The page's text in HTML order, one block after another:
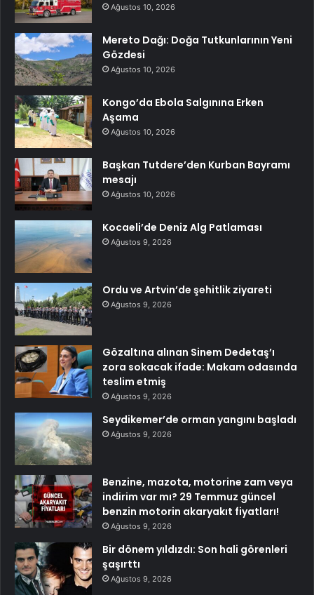
Ağustos 10, 2026
Mereto Dağı: Doğa Tutkunlarının Yeni
Gözdesi
Ağustos 10, 2026
Kongo’da Ebola Salgınına Erken
Aşama
Ağustos 10, 2026
Başkan Tutdere’den Kurban Bayramı
mesajı
Ağustos 10, 2026
Kocaeli’de Deniz Alg Patlaması
Ağustos 9, 2026
Ordu ve Artvin’de şehitlik ziyareti
Ağustos 9, 2026
Gözaltına alınan Sinem Dedetaş’ı
zora sokacak ifade: Makam odasında
teslim etmiş
Ağustos 9, 2026
Seydikemer’de orman yangını başladı
Ağustos 9, 2026
Benzine, mazota, motorine zam veya
indirim var mı? 29 Temmuz güncel
benzin motorin akaryakıt fiyatları!
Ağustos 9, 2026
Bir dönem yıldızdı: Son hali görenleri
şaşırttı
Ağustos 9, 2026